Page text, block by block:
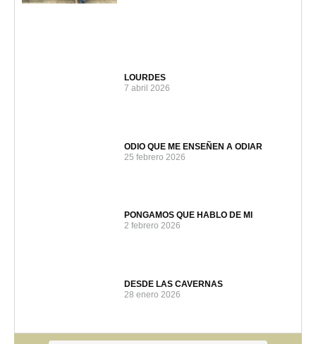
LOURDES
7 abril 2026
ODIO QUE ME ENSEÑEN A ODIAR
25 febrero 2026
PONGAMOS QUE HABLO DE MI
2 febrero 2026
DESDE LAS CAVERNAS
28 enero 2026